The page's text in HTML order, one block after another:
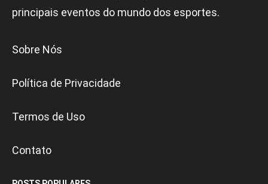
principais eventos do mundo dos esportes.
Sobre Nós
Política de Privacidade
Termos de Uso
Contato